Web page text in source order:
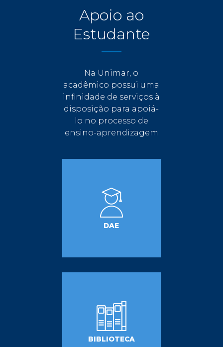
Apoio ao
Estudante
Na Unimar, o
acadêmico possui uma
infinidade de serviços à
disposição para apoiá-
lo no processo de
ensino-aprendizagem
DAE
BIBLIOTECA